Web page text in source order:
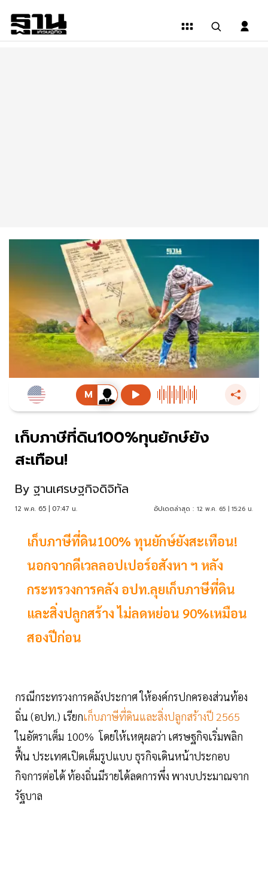
เก็บภาษีที่ดิน100%ทุนยักษ์ยัง
สะเทือน!
By ฐานเศรษฐกิจดิจิทัล
12 พ.ค. 65 | 07:47 น. อัปเดตล่าสุด : 12 พ.ค. 65 | 15:26 น.
เก็บภาษีที่ดิน100% ทุนยักษ์ยังสะเทือน!
นอกจากดีเวลลอปเปอร์อสังหา ฯ หลัง
กระทรวงการคลัง อปท.ลุยเก็บภาษีที่ดิน
และสิ่งปลูกสร้าง ไม่ลดหย่อน 90%เหมือน
สองปีก่อน
กรณีกระทรวงการคลังประกาศ ให้องค์กรปกครองส่วนท้อง
ถิ่น (อปท.) เรียกเก็บภาษีที่ดินและสิ่งปลูกสร้างปี 2565
ในอัตราเต็ม 100% โดยให้เหตุผลว่า เศรษฐกิจเริ่มพลิก
ฟื้น ประเทศเปิดเต็มรูปแบบ ธุรกิจเดินหน้าประกอบ
กิจการต่อได้ ท้องถิ่นมีรายได้ลดการพึ่ง พางบประมาณจาก
รัฐบาล